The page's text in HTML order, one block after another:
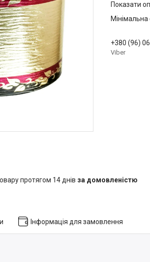
Показати
+380 (96)
Viber
протягом 14 днів за домовленістю
Інформація для замовлення